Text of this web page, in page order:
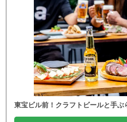
東宝ビル前！クラフトビールと手